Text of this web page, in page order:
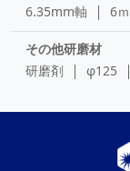
6.35mm軸
6
その他研磨材
研磨剤
φ125